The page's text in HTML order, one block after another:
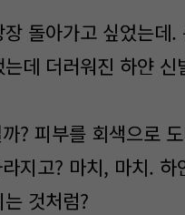
돌아가고 싶었는데.
데 더러워진 하얀 신
? 피부를 회색으로
지고? 마치, 마치. 하
것처럼?